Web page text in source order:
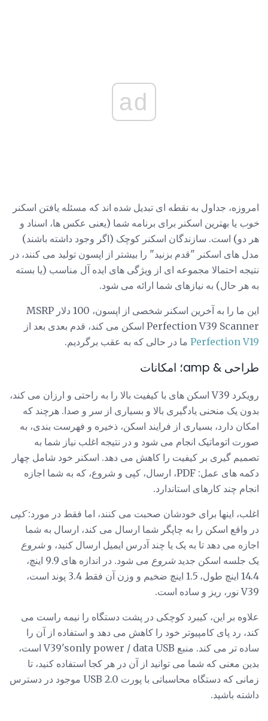
ad
امروزه، جداول به نقطه ای تبدیل شده اند که مسئله یافتن اسکنر
خوب یا بهترین اسکنر برای برنامه شما (یعنی عکس ها، اسناد و
هر دو) است. سازندگان اسکنر کوچک (اگر وجود داشته باشند)
مدل های اسکنر "قدم بزنید" را بیشتر از اپسون تولید می کنند، در
نتیجه احتمالا مجموعه ای از ویژگی های ایده آل مناسب (یا بسته
به هر حال) به نیازهای شما ارائه می شود.
این ما را به آخرین اسکنر شخصی از اپسون، 100 دلار MSRP
Perfection V39 Scanner اسکن می کند، قدم بعدی بعد از
Perfection V19 ما در حالی که به عقب برگردیم.
طراحی & amp؛ امکانات
رویکرد V39 اسکن های با کیفیت بالا را به راحتی و ارزان می کند،
بدون یک منحنی یادگیری بالا و بسیاری از سر و صدا. هرچند که
امکان دارد، بسیاری از فرایند اسکن، ذخیره و فهرست بندی، به
صورت اتوماتیک انجام می شود و در نتیجه اغلب نیاز شما به
تصمیم گیری بر کیفیت را کاهش می دهد. اسکنر خود شامل چهار
دکمه های عمل: PDF، ارسال، کپی و شروع، که به شما اجازه
انجام چند کارهای استاندارد.
اغلب، اینها برای خودشان صحبت می کنند، اما فقط در مورد:کپی
در واقع اسکن را به چاپگر شما ارسال می کند، ارسال به شما
اجازه می دهد تا به یک یا چند آدرس ایمیل ارسال کنید، وشروع
یک جلسه اسکن جدیدشروع
می شود. در اندازه های 9.9 اینچ،
14.4 اینچ طول، 1.5 اینچ ضخیم و وزن آن فقط 3.4 پوند است،
V39 نور، ریز و ساده است.
علاوه بر این، کیبرد کوچکی در پشت دستگاه را نیمه راست می
کند، رد پای کامپیوتر خود را کاهش می دهد و استفاده از آن را
ساده تر می کند. منبع V39'sonly power / data USB است،
بدین معنی که شما می توانید از آن در هر کجا استفاده کنید، تا
زمانی که دستگاه محاسباتی با پورت USB 2.0 موجود در دسترس
داشته باشید.